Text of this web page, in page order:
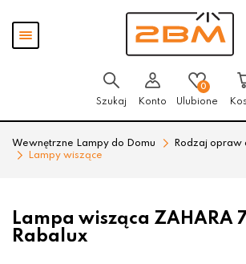
Pokaż
menu
Szukaj Konto
0
Ulubione
Wewnętrzne Lampy do Domu
Rodzaj opraw
Lampy wiszące
Lampa wisząca ZAHARA
Rabalux